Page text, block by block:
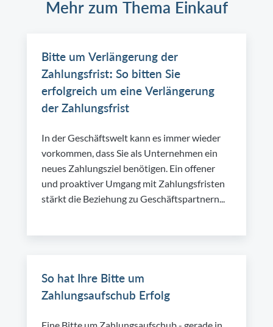
Mehr zum Thema Einkauf
Bitte um Verlängerung der
Zahlungsfrist: So bitten Sie
erfolgreich um eine Verlängerung
der Zahlungsfrist
In der Geschäftswelt kann es immer wieder
vorkommen, dass Sie als Unternehmen ein
neues Zahlungsziel benötigen. Ein offener
und proaktiver Umgang mit Zahlungsfristen
stärkt die Beziehung zu Geschäftspartnern...
So hat Ihre Bitte um
Zahlungsaufschub Erfolg
Eine Bitte um Zahlungsaufschub - gerade in